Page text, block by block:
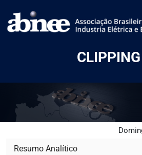
CLIPPING
Resumo Analítico